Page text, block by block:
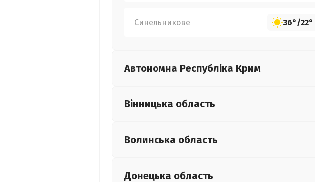
Синельникове 36°/22°
Автономна Республіка Крим
Вінницька область
Волинська область
Донецька область